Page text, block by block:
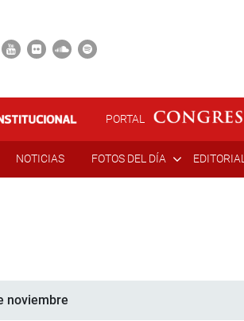
PORTAL
NOTICIAS FOTOS DEL DÍA EDITORIAL
noviembre